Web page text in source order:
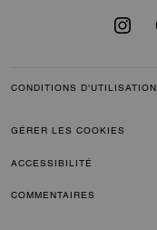
CONDITIONS D'UTILISATION
GÉRER LES COOKIES
ACCESSIBILITÉ
COMMENTAIRES